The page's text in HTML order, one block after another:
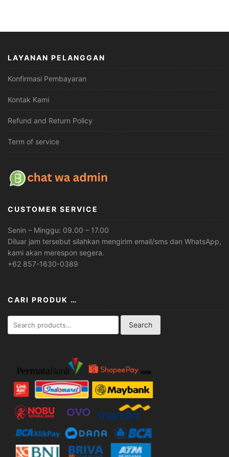
LAYANAN PELANGGAN
Konfirmasi Pembayaran
Kontak Kami
Refund and Return Policy
Term of service
CUSTOMER SERVICE
Senin – Minggu: 09.00 – 17.00
Diluar jam tersebut silahkan mengirim email/sms dan WhatsApp,
kami akan merespon segera.
+62 857-1630-0389
CARI PRODUK …
for:
Search